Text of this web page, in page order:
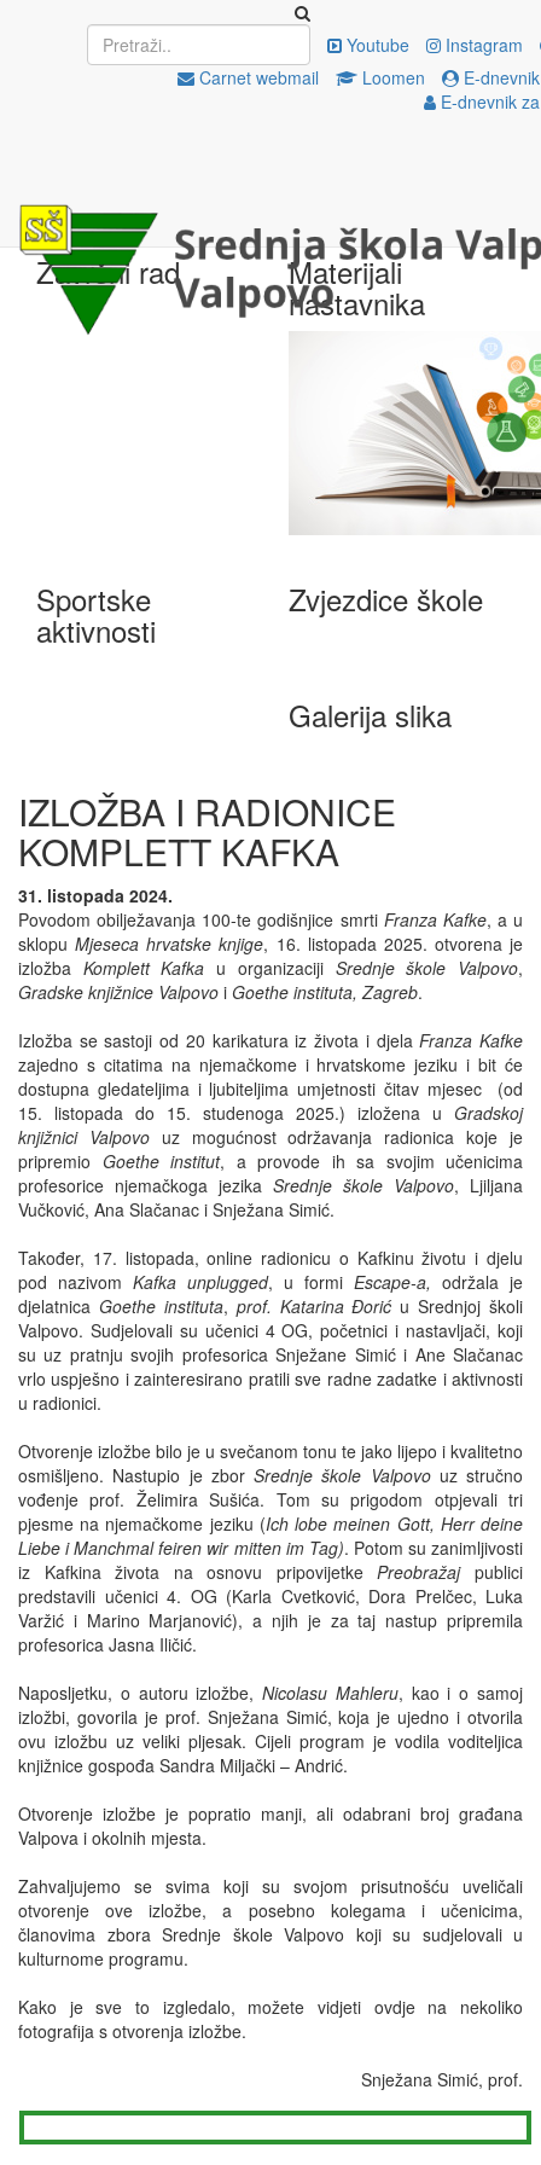
Youtube
Instagram
Carnet webmail
Loomen
E-
E-dnevnik
Upisi EU projekti
Završni rad Materijali
nastavnika
Sportske
aktivnosti
Zvjezdice škole
Galerija slika
IZLOŽBA I RADIONICE
KOMPLETT KAFKA
31. listopada 2024.
Povodom obilježavanja 100-te godišnjice smrti Franza Kafke, a u
sklopuMjeseca hrvatske knjige, 16. listopada 2025. otvorena je
izložba Komplett Kafka u organizaciji Srednje škole Valpovo,
Gradske knjižnice Valpovo i Goethe instituta, Zagreb.
Izložba se sastoji od 20 karikatura iz života i djelaFranza Kafke
zajedno s citatima na njemačkome i hrvatskome jeziku i bit će
dostupna gledateljima i ljubiteljima umjetnosti čitav mjesec (od
15. listopada do 15. studenoga 2025.) izložena u Gradskoj
knjižnici Valpovouz mogućnost održavanja radionica koje je
pripremio Goethe institut, a provode ih sa svojim učenicima
profesorice njemačkoga jezika Srednje škole Valpovo, Ljiljana
Vučković, Ana Slačanac i Snježana Simić.
Također, 17. listopada, online radionicu o Kafkinu životu i djelu
pod nazivom Kafka unplugged, u formi Escape-a, održala je
djelatnica Goethe instituta, prof. Katarina Đorić u Srednjoj školi
Valpovo. Sudjelovali su učenici 4 OG, početnici i nastavljači, koji
su uz pratnju svojih profesorica Snježane Simić i Ane Slačanac
vrlo uspješno i zainteresirano pratili sve radne zadatke i aktivnosti
u radionici.
Otvorenje izložbe bilo je u svečanom tonu te jako lijepo i kvalitetno
osmišljeno. Nastupio je zbor Srednje škole Valpovouz stručno
vođenje prof. Želimira Sušića. Tom su prigodom otpjevali tri
pjesme na njemačkome jeziku (Ich lobe meinen Gott, Herr deine
Liebe i Manchmal feiren wir mitten im Tag). Potom su zanimljivosti
iz Kafkina života na osnovu pripovijetkePreobražajpublici
predstavili učenici 4. OG (Karla Cvetković, Dora Prelčec, Luka
Varžić i Marino Marjanović), a njih je za taj nastup pripremila
profesorica Jasna Iličić.
Naposljetku, o autoru izložbe,Nicolasu Mahleru, kao i o samoj
izložbi, govorila je prof. Snježana Simić, koja je ujedno i otvorila
ovu izložbu uz veliki pljesak. Cijeli program je vodila voditeljica
knjižnice gospođa Sandra Miljački – Andrić.
Otvorenje izložbe je popratio manji, ali odabrani broj građana
Valpova i okolnih mjesta.
Zahvaljujemo se svima koji su svojom prisutnošću uveličali
otvorenje ove izložbe, a posebno kolegama i učenicima,
članovima zbora Srednje škole Valpovo koji su sudjelovali u
kulturnome programu.
Kako je sve to izgledalo, možete vidjeti ovdje na nekoliko
fotografija s otvorenja izložbe.
Snježana Simić, prof.